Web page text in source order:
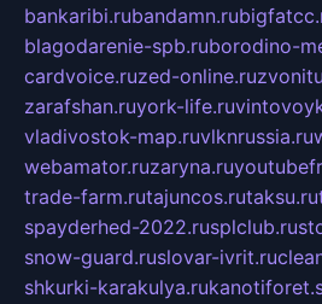
bankaribi.rubandamn.ru
blagodarenie-spb.ruborodino-
cardvoice.ruzed-online.ru
zarafshan.ruyork-life.ru
vladivostok-map.ruvlknrussia.ru
webamator.ruzaryna.ru
trade-farm.rutajuncos.rutaksu.ru
spayderhed-2022.rusplclub.ru
snow-guard.ruslovar-ivrit.ru
shkurki-karakulya.ru